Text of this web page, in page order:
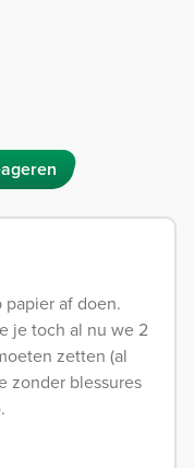
af doen.
je toch al nu we 2
zetten (al
zonder blessures